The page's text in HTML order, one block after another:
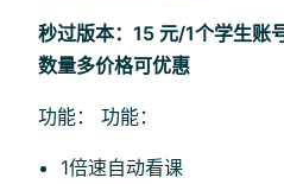
秒过版本：15 元/1个学生账
数量多价格可优惠
功能： 功能：
1倍速自动看课